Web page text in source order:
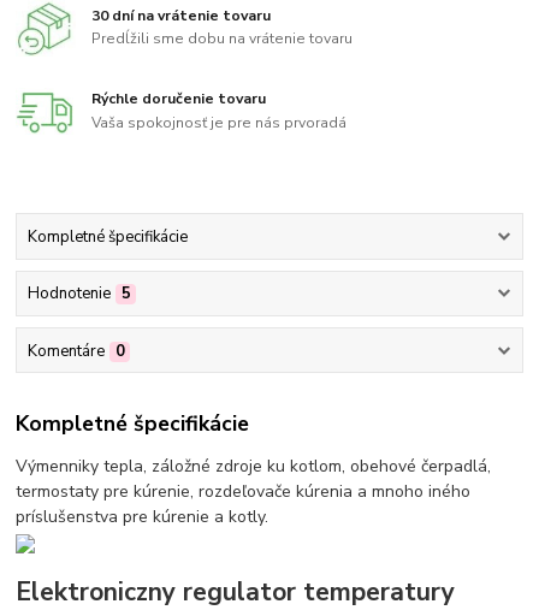
30 dní na vrátenie tovaru
Predĺžili sme dobu na vrátenie tovaru
Rýchle doručenie tovaru
Vaša spokojnosť je pre nás prvoradá
Kompletné špecifikácie
Hodnotenie 5
Komentáre 0
Kompletné špecifikácie
Výmenniky tepla, záložné zdroje ku kotlom, obehové čerpadlá,
termostaty pre kúrenie, rozdeľovače kúrenia a mnoho iného
príslušenstva pre kúrenie a kotly.
Elektroniczny regulator temperatury